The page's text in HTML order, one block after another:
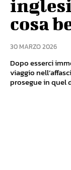
inglesi
cosa
30 MARZO 2026
Dopo esserci
viaggio
prosegue in quel